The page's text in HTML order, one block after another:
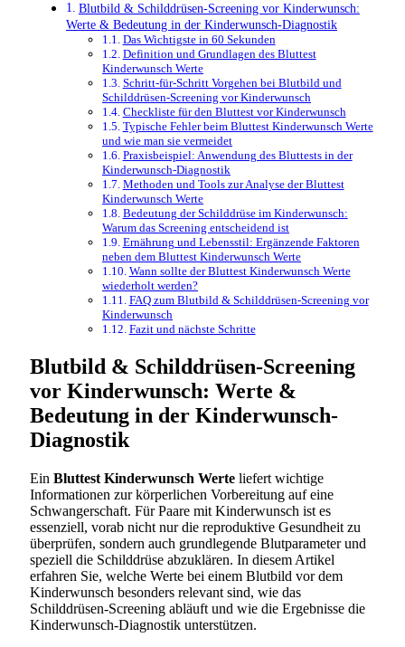
Blutbild & Schilddrüsen-Screening vor Kinderwunsch:
Werte & Bedeutung in der Kinderwunsch-Diagnostik
Das Wichtigste in 60 Sekunden
Definition und Grundlagen des Bluttest
Kinderwunsch Werte
Schritt-für-Schritt Vorgehen bei Blutbild und
Schilddrüsen-Screening vor Kinderwunsch
Checkliste für den Bluttest vor Kinderwunsch
Typische Fehler beim Bluttest Kinderwunsch Werte
und wie man sie vermeidet
Praxisbeispiel: Anwendung des Bluttests in der
Kinderwunsch-Diagnostik
Methoden und Tools zur Analyse der Bluttest
Kinderwunsch Werte
Bedeutung der Schilddrüse im Kinderwunsch:
Warum das Screening entscheidend ist
Ernährung und Lebensstil: Ergänzende Faktoren
neben dem Bluttest Kinderwunsch Werte
Wann sollte der Bluttest Kinderwunsch Werte
wiederholt werden?
FAQ zum Blutbild & Schilddrüsen-Screening vor
Kinderwunsch
Fazit und nächste Schritte
Blutbild & Schilddrüsen-Screening
vor Kinderwunsch: Werte &
Bedeutung in der Kinderwunsch-
Diagnostik
Ein Bluttest Kinderwunsch Werte liefert wichtige
Informationen zur körperlichen Vorbereitung auf eine
Schwangerschaft. Für Paare mit Kinderwunsch ist es
essenziell, vorab nicht nur die reproduktive Gesundheit zu
überprüfen, sondern auch grundlegende Blutparameter und
speziell die Schilddrüse abzuklären. In diesem Artikel
erfahren Sie, welche Werte bei einem Blutbild vor dem
Kinderwunsch besonders relevant sind, wie das
Schilddrüsen-Screening abläuft und wie die Ergebnisse die
Kinderwunsch-Diagnostik unterstützen.